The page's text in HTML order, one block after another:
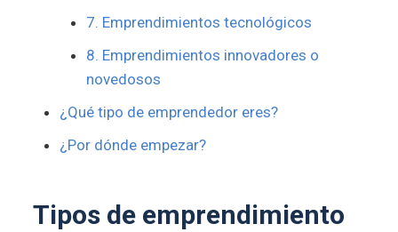
7. Emprendimientos tecnológicos
8. Emprendimientos innovadores o
novedosos
¿Qué tipo de emprendedor eres?
¿Por dónde empezar?
Tipos de emprendimiento